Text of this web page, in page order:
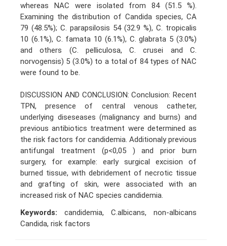
whereas NAC were isolated from 84 (51.5 %).
Examining the distribution of Candida species, CA
79 (48.5%); C. parapsilosis 54 (32.9 %), C. tropicalis
10 (6.1%), C. famata 10 (6.1%), C. glabrata 5 (3.0%)
and others (C. pelliculosa, C. crusei and C.
norvogensis) 5 (3.0%) to a total of 84 types of NAC
were found to be.
DISCUSSION AND CONCLUSION: Conclusion: Recent
TPN, presence of central venous catheter,
underlying diseseases (malignancy and burns) and
previous antibiotics treatment were determined as
the risk factors for candidemia. Additionaly previous
antifungal treatment (p<0,05 ) and prior burn
surgery, for example: early surgical excision of
burned tissue, with debridement of necrotic tissue
and grafting of skin, were associated with an
increased risk of NAC species candidemia.
Keywords: candidemia, C.albicans, non-albicans
Candida, risk factors